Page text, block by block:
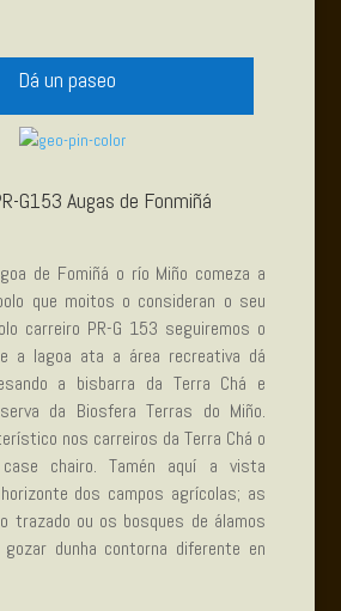
Dá un paseo
G153 Augas de Fonmiñá
de Fomiñá o río Miño comeza a
que moitos o consideran o seu
carreiro PR-G 153 seguiremos o
a lagoa ata a área recreativa dá
a bisbarra da Terra Chá e
da Biosfera Terras do Miño.
nos carreiros da Terra Chá o
chairo. Tamén aquí a vista
dos campos agrícolas; as
trazado ou os bosques de álamos
dunha contorna diferente en